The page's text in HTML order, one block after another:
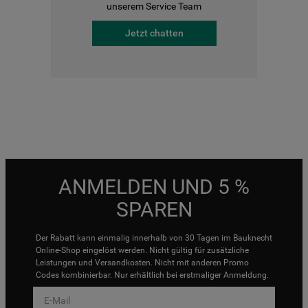
unserem Service Team
Jetzt chatten
ANMELDEN UND 5 %
SPAREN
Der Rabatt kann einmalig innerhalb von 30 Tagen im Bauknecht
Online-Shop eingelöst werden. Nicht gültig für zusätzliche
Leistungen und Versandkosten. Nicht mit anderen Promo
Codes kombinierbar. Nur erhältlich bei erstmaliger Anmeldung.